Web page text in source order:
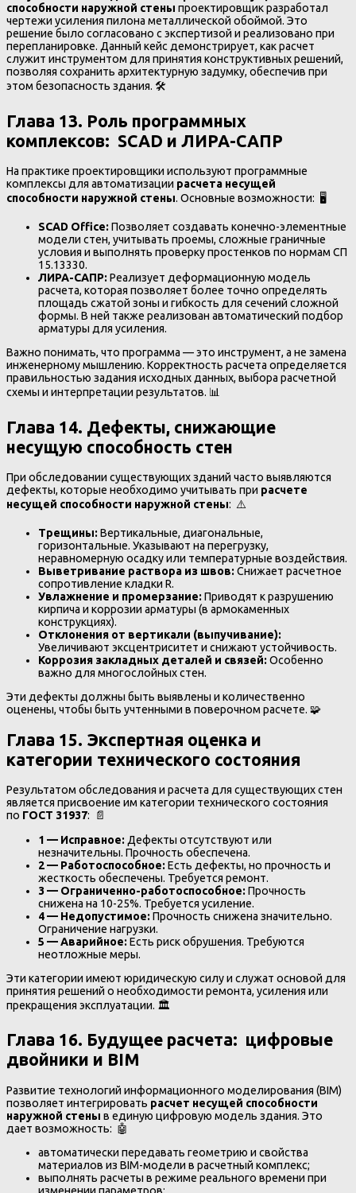
способности наружной стены проектировщик разработал
чертежи усиления пилона металлической обоймой. Это
решение было согласовано с экспертизой и реализовано при
перепланировке. Данный кейс демонстрирует, как расчет
служит инструментом для принятия конструктивных решений,
позволяя сохранить архитектурную задумку, обеспечив при
этом безопасность здания. 🛠️
Глава 13. Роль программных
комплексов: SCAD и ЛИРА-САПР
На практике проектировщики используют программные
комплексы для автоматизации расчета несущей
способности наружной стены. Основные возможности: 🖥️
SCAD Office:Позволяет создавать конечно-элементные
модели стен, учитывать проемы, сложные граничные
условия и выполнять проверку простенков по нормам СП
15.13330.
ЛИРА-САПР:Реализует деформационную модель
расчета, которая позволяет более точно определять
площадь сжатой зоны и гибкость для сечений сложной
формы. В ней также реализован автоматический подбор
арматуры для усиления.
Важно понимать, что программа — это инструмент, а не замена
инженерному мышлению. Корректность расчета определяется
правильностью задания исходных данных, выбора расчетной
схемы и интерпретации результатов. 📊
Глава 14. Дефекты, снижающие
несущую способность стен
При обследовании существующих зданий часто выявляются
дефекты, которые необходимо учитывать при расчете
несущей способности наружной стены: ⚠️
Трещины:Вертикальные, диагональные,
горизонтальные. Указывают на перегрузку,
неравномерную осадку или температурные воздействия.
Выветривание раствора из швов:Снижает расчетное
сопротивление кладки R.
Увлажнение и промерзание:Приводят к разрушению
кирпича и коррозии арматуры (в армокаменных
конструкциях).
Отклонения от вертикали (выпучивание):
Увеличивают эксцентриситет и снижают устойчивость.
Коррозия закладных деталей и связей:Особенно
важно для многослойных стен.
Эти дефекты должны быть выявлены и количественно
оценены, чтобы быть учтенными в поверочном расчете. 🧩
Глава 15. Экспертная оценка и
категории технического состояния
Результатом обследования и расчета для существующих стен
является присвоение им категории технического состояния
по ГОСТ 31937: 📄
1 — Исправное: Дефекты отсутствуют или
незначительны. Прочность обеспечена.
2 — Работоспособное:Есть дефекты, но прочность и
жесткость обеспечены. Требуется ремонт.
3 — Ограниченно-работоспособное:Прочность
снижена на 10-25%. Требуется усиление.
4 — Недопустимое:Прочность снижена значительно.
Ограничение нагрузки.
5 — Аварийное:Есть риск обрушения. Требуются
неотложные меры.
Эти категории имеют юридическую силу и служат основой для
принятия решений о необходимости ремонта, усиления или
прекращения эксплуатации. 🏛️
Глава 16. Будущее расчета: цифровые
двойники и BIM
Развитие технологий информационного моделирования (BIM)
позволяет интегрировать расчет несущей способности
наружной стены в единую цифровую модель здания. Это
дает возможность: 🤖
автоматически передавать геометрию и свойства
материалов из BIM-модели в расчетный комплекс;
выполнять расчеты в режиме реального времени при
изменении параметров;